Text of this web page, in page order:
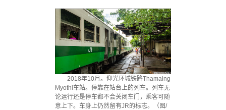
2018年10月。仰光环城铁路Thamaing
Myothi车站。停靠在站台上的列车。列车无
论运行还是停车都不会关闭车门，乘客可随
意上下。车身上仍然留有JR的标志。（图/